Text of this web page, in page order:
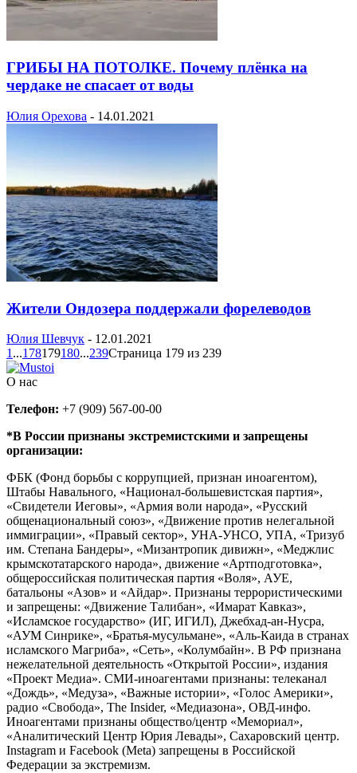
ГРИБЫ НА ПОТОЛКЕ. Почему плёнка на
чердаке не спасает от воды
Юлия Орехова - 14.01.2021
Жители Ондозера поддержали форелеводов
Юлия Шевчук - 12.01.2021
1 ...178179180...239Страница 179 из 239
О нас
Телефон: +7 (909) 567-00-00
*В России признаны экстремистскими и запрещены
организации:
ФБК (Фонд борьбы с коррупцией, признан иноагентом),
Штабы Навального, «Национал-большевистская партия»,
«Свидетели Иеговы», «Армия воли народа», «Русский
общенациональный союз», «Движение против нелегальной
иммиграции», «Правый сектор», УНА-УНСО, УПА, «Тризуб
им. Степана Бандеры», «Мизантропик дивижн», «Меджлис
крымскотатарского народа», движение «Артподготовка»,
общероссийская политическая партия «Воля», АУЕ,
батальоны «Азов» и «Айдар». Признаны террористическими
и запрещены: «Движение Талибан», «Имарат Кавказ»,
«Исламское государство» (ИГ, ИГИЛ), Джебхад-ан-Нусра,
«АУМ Синрике», «Братья-мусульмане», «Аль-Каида в странах
исламского Магриба», «Сеть», «Колумбайн». В РФ признана
нежелательной деятельность «Открытой России», издания
«Проект Медиа». СМИ-иноагентами признаны: телеканал
«Дождь», «Медуза», «Важные истории», «Голос Америки»,
радио «Свобода», The Insider, «Медиазона», ОВД-инфо.
Иноагентами признаны общество/центр «Мемориал»,
«Аналитический Центр Юрия Левады», Сахаровский центр.
Instagram и Facebook (Metа) запрещены в Российской
Федерации за экстремизм.